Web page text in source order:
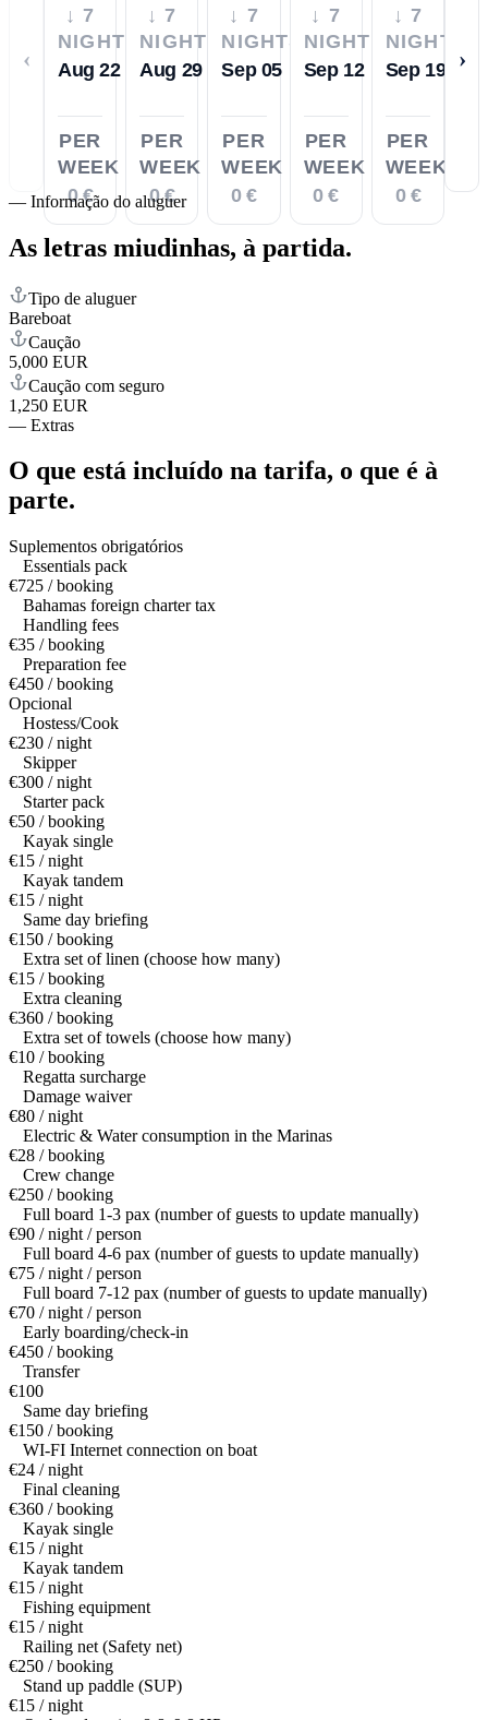
‹
↓ 7
NIGHTS
Aug 22
PER
WEEK
0 €
↓ 7
NIGHTS
Aug 29
PER
WEEK
0 €
↓ 7
NIGHTS
Sep 05
PER
WEEK
0 €
↓ 7
NIGHTS
Sep 12
PER
WEEK
0 €
↓ 7
NIGHTS
Sep 19
PER
WEEK
0 €
›
— Informação do aluguer
As letras miudinhas, à partida.
Tipo de aluguer
Bareboat
Caução
5,000 EUR
Caução com seguro
1,250 EUR
— Extras
O que está incluído na tarifa, o que é à
parte.
Suplementos obrigatórios
Essentials pack
€725 / booking
Bahamas foreign charter tax
Handling fees
€35 / booking
Preparation fee
€450 / booking
Opcional
Hostess/Cook
€230 / night
Skipper
€300 / night
Starter pack
€50 / booking
Kayak single
€15 / night
Kayak tandem
€15 / night
Same day briefing
€150 / booking
Extra set of linen (choose how many)
€15 / booking
Extra cleaning
€360 / booking
Extra set of towels (choose how many)
€10 / booking
Regatta surcharge
Damage waiver
€80 / night
Electric & Water consumption in the Marinas
€28 / booking
Crew change
€250 / booking
Full board 1-3 pax (number of guests to update manually)
€90 / night / person
Full board 4-6 pax (number of guests to update manually)
€75 / night / person
Full board 7-12 pax (number of guests to update manually)
€70 / night / person
Early boarding/check-in
€450 / booking
Transfer
€100
Same day briefing
€150 / booking
WI-FI Internet connection on boat
€24 / night
Final cleaning
€360 / booking
Kayak single
€15 / night
Kayak tandem
€15 / night
Fishing equipment
€15 / night
Railing net (Safety net)
€250 / booking
Stand up paddle (SUP)
€15 / night